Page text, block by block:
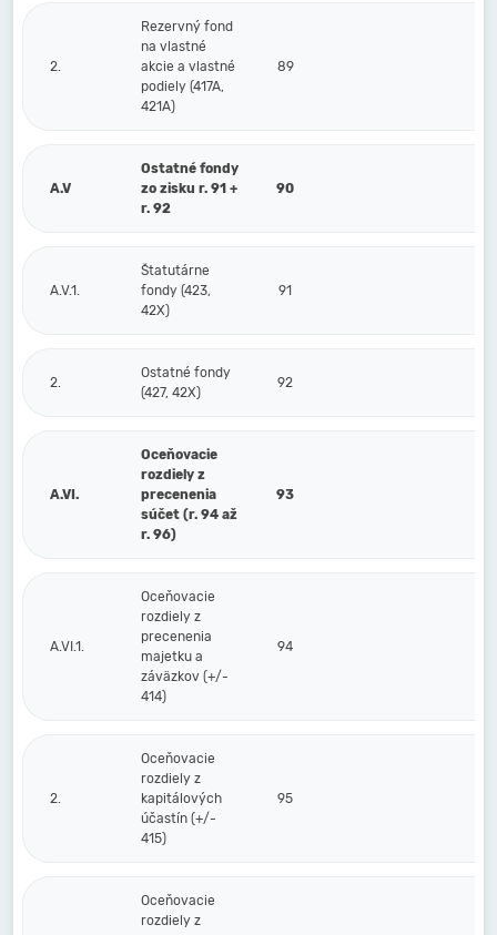
2.
Rezervný fond
na vlastné
akcie a vlastné
podiely (417A,
421A)
89
A.V
Ostatné fondy
zo zisku r. 91 +
r. 92
90
A.V.1.
Štatutárne
fondy (423,
42X)
91
2.
Ostatné fondy
(427, 42X)
92
A.VI.
Oceňovacie
rozdiely z
precenenia
súčet (r. 94 až
r. 96)
93
A.VI.1.
Oceňovacie
rozdiely z
precenenia
majetku a
záväzkov (+/-
414)
94
2.
Oceňovacie
rozdiely z
kapitálových
účastín (+/-
415)
95
Oceňovacie
rozdiely z